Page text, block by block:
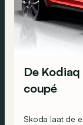
De Kodiaq
coupé
Skoda laat de